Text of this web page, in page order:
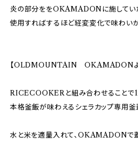
炎の部分ををOKAMADONに施してい
使用すればするほど経変変化で味わいが
【OLDMOUNTAIN OKAMADONよ
RICECOOKERと組み合わせることで
本格釜飯が味わえるシェラカップ専用
水と米を適量入れて、OKAMADONで